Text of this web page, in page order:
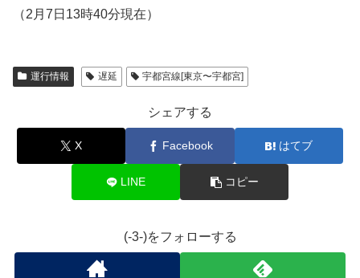
（2月7日13時40分現在）
運行情報 遅延 宇都宮線[東京〜宇都宮]
シェアする
X Facebook はてブ
LINE コピー
(-3-)をフォローする